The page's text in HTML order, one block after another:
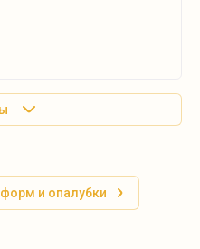
и опалубки